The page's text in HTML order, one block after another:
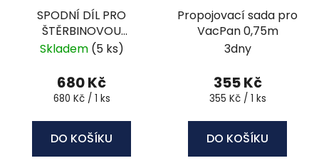
SPODNÍ DÍL PRO
ŠTĚRBINOVOU
ZÁSUVKU-INSTALACE
Skladem (5 ks)
680 Kč
Měrná
680 Kč / 1 ks
DO KOŠÍKU
Propojovací sada pro
VacPan 0,75m
3dny
355 Kč
Měrná
355 Kč / 1 ks
DO KOŠÍKU